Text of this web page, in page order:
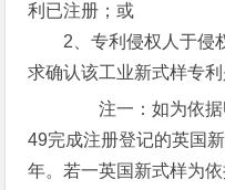
利已注册；或
2、专利侵权人于侵权
求确认该工业新式样专利
注一：如为依据
49完成注册登记的英国
年。若一英国新式样为